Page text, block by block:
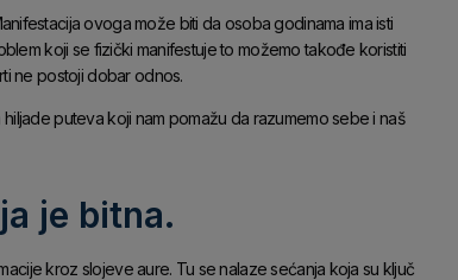
ovoga može biti da osoba godinama ima isti
koji se fizički manifestuje to možemo takođe koristiti
ne postoji dobar odnos.
puteva koji nam pomažu da razumemo sebe i naš
je bitna.
kroz slojeve aure. Tu se nalaze sećanja koja su ključ